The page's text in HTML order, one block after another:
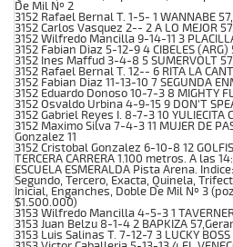
De Mil Nº 2
3152 Rafael Bernal T. 1-5- 1 WANNABE
3152 Carlos Vasquez 2-- 2 A LO MEJOR
3152 Wilfredo Mancilla 9-14-11 3
3152 Fabian Diaz 5-12-9 4 CIBELES
3152 Ines Maffud 3-4-8 5 SUMERVOLT
3152 Rafael Bernal T. 12-- 6 RITA LA
3152 Fabian Diaz 11-13-10 7 SEGUNDA
3152 Eduardo Donoso 10-7-3 8 MIGHTY
3152 Osvaldo Urbina 4-9-15 9 DON'T
3152 Gabriel Reyes I. 8-7-3 10 YULIECITA
3152 Maximo Silva 7-4-3 11 MUJER DE
Gonzalez 11
3152 Cristobal Gonzalez 6-10-8 12
TERCERA CARRERA 1.100 metros. A las
ESCUELA ESMERALDA Pista Arena.
Segundo, Tercero, Exacta, Quinela,
Inicial, Enganches, Doble De Mil Nº 3
$1.500.000)
3153 Wilfredo Mancilla 4-5-3 1
3153 Juan Belzu 8-1-4 2 BAPKIZA
3153 Luis Salinas T. 7-12-7 3 LUCKY